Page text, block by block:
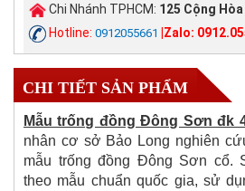
Chi Nhánh TPHCM: 125 Cộng Hòa
Hotline: 0912055661 |Zalo:
CHI TIẾT SẢN PHẨM
Mẫu trống đồng Đông Sơn đk
nhân cơ sở Bảo Long nghiên
mẫu trống đồng Đông Sơn cổ.
theo mẫu chuẩn quốc gia, sử